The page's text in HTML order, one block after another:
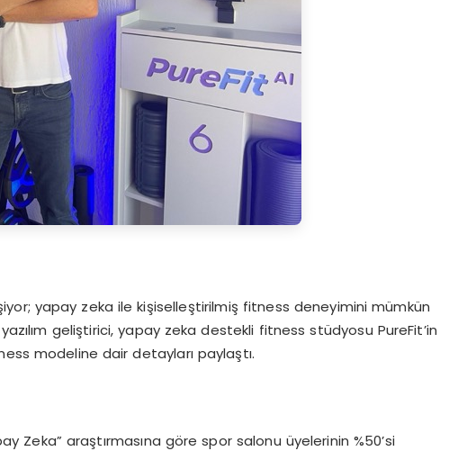
yapay zeka ile kişiselleştirilmiş fitness deneyimini mümkün
geliştirici, yapay zeka destekli fitness stüdyosu PureFit’in
modeline dair detayları paylaştı.
Zeka” araştırmasına göre spor salonu üyelerinin %50’si